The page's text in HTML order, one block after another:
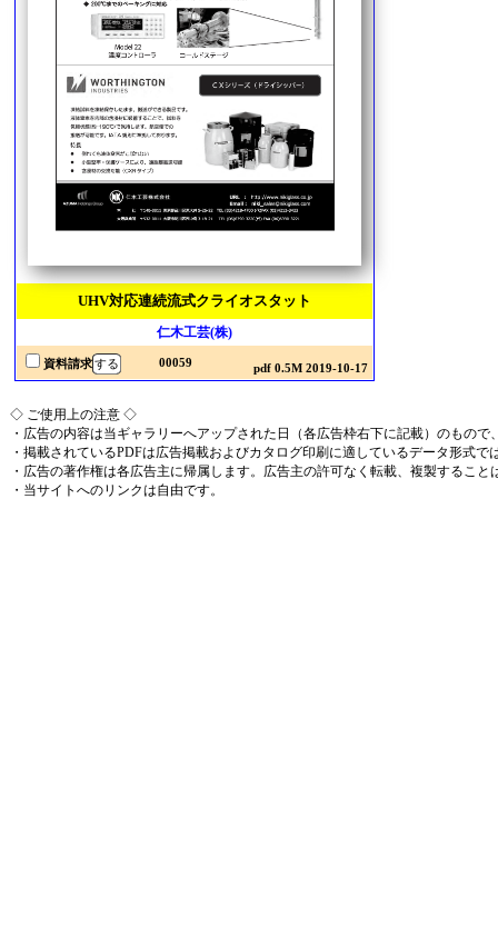
UHV対応連続流式クライオスタット
仁木工芸(株)
資料請求 00059 pdf 0.5M 2019-10-17
◇ ご使用上の注意 ◇
・広告の内容は当ギャラリーへアップされた日（各広告枠右下に記載）のもの
・掲載されているPDFは広告掲載およびカタログ印刷に適しているデータ形式
・広告の著作権は各広告主に帰属します。広告主の許可なく転載、複製すること
・当サイトへのリンクは自由です。